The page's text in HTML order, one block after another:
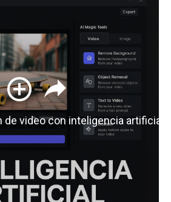
de video con inteligencia artificial